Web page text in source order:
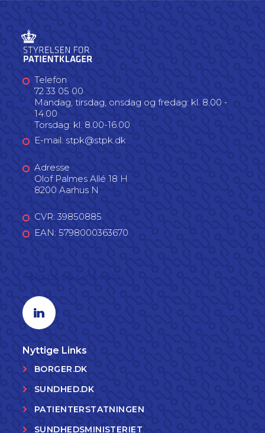
Telefon
72 33 05 00
Mandag, tirsdag, onsdag og fredag: kl. 8.00 -
14.00
Torsdag: kl. 8.00-16.00
E-mail: stpk@stpk.dk
Adresse
Olof Palmes Allé 18 H
8200 Aarhus N
CVR: 39850885
EAN: 5798000363670
Linkedin profil
Nyttige Links
BORGER.DK
SUNDHED.DK
PATIENTERSTATNINGEN
SUNDHEDSMINISTERIET